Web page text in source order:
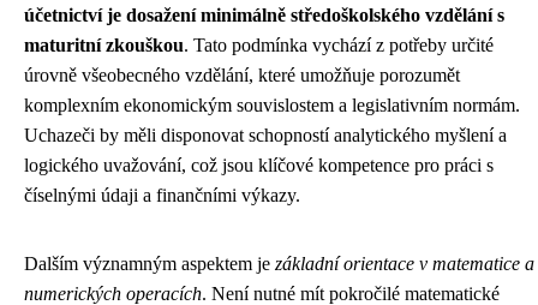
účetnictví je dosažení minimálně středoškolského vzdělání s
maturitní zkouškou. Tato podmínka vychází z potřeby určité
úrovně všeobecného vzdělání, které umožňuje porozumět
komplexním ekonomickým souvislostem a legislativním normám.
Uchazeči by měli disponovat schopností analytického myšlení a
logického uvažování, což jsou klíčové kompetence pro práci s
číselnými údaji a finančními výkazy.
Dalším významným aspektem je základní orientace v matematice a
numerických operacích. Není nutné mít pokročilé matematické